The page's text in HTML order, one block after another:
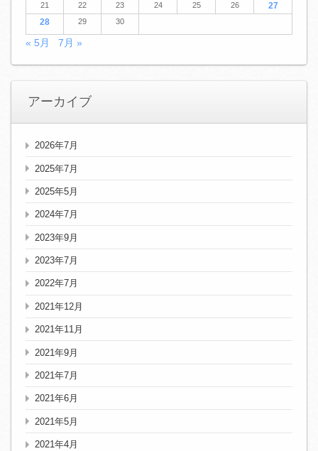
21
22 23 24 25 26
27
28
29 30
« 5月 7月 »
アーカイブ
2026年7月
2025年7月
2025年5月
2024年7月
2023年9月
2023年7月
2022年7月
2021年12月
2021年11月
2021年9月
2021年7月
2021年6月
2021年5月
2021年4月